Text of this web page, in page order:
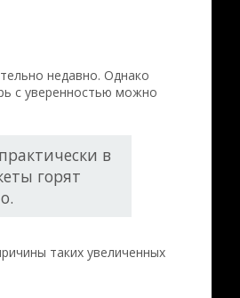
недавно. Однако
с уверенностью можно
в
горят
таких увеличенных